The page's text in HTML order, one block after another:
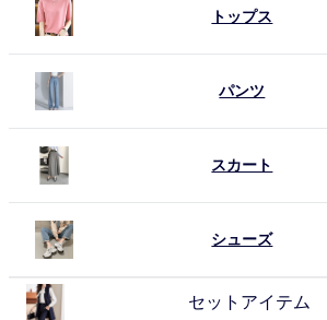
トップス
パンツ
スカート
シューズ
セットアイテム